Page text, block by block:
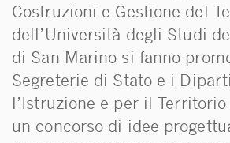
Costruzioni e Gestione del
dell’Università degli Studi
di San Marino si fanno
Segreterie di Stato e i
l’Istruzione e per il
un concorso di idee